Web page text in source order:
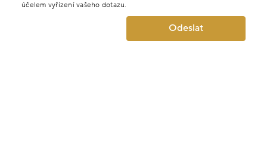
účelem vyřízení vašeho dotazu.
Odeslat